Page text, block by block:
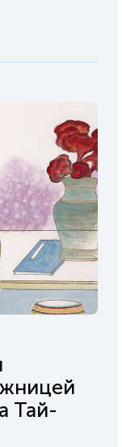
Тай-